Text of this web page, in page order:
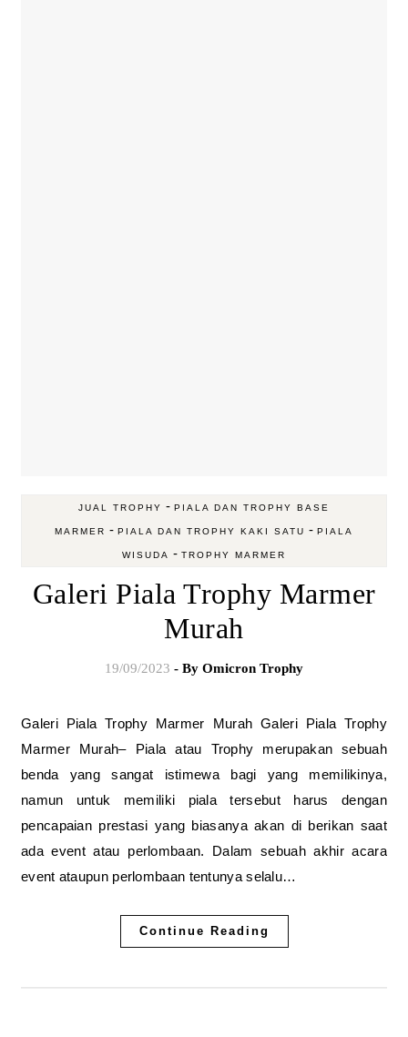
JUAL TROPHY - PIALA DAN TROPHY BASE
MARMER - PIALA DAN TROPHY KAKI SATU - PIALA
WISUDA - TROPHY MARMER
Galeri Piala Trophy Marmer
Murah
19/09/2023 - By Omicron Trophy
Galeri Piala Trophy Marmer Murah Galeri Piala Trophy
Marmer Murah– Piala atau Trophy merupakan sebuah
benda yang sangat istimewa bagi yang memilikinya,
namun untuk memiliki piala tersebut harus dengan
pencapaian prestasi yang biasanya akan di berikan saat
ada event atau perlombaan. Dalam sebuah akhir acara
event ataupun perlombaan tentunya selalu…
Continue Reading